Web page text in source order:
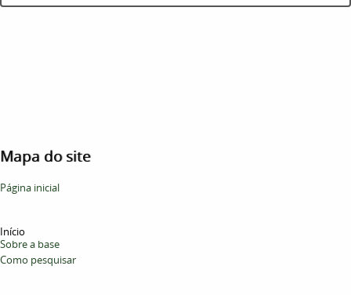
Mapa do site
Página inicial
Início
Sobre a base
Como pesquisar